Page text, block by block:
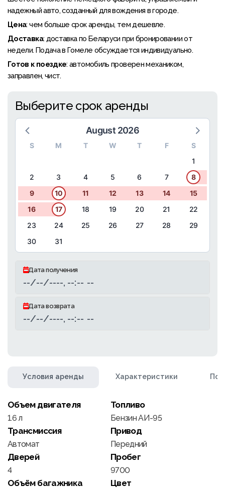
надежный авто, созданный для вождения в городе.
Цена: чем больше срок аренды, тем дешевле.
Доставка: доставка по Беларуси при бронировании от
недели. Подача в Гомеле обсуждается индивидуально.
Готов к поездке: автомобиль проверен механиком,
заправлен, чист.
Выберите срок аренды
August 2026
S M T W T F
S
1
2
3 4 5 6 7
8
9
10 11 12 13 14
15
16
17 18 19 20 21
22
23
24 25 26 27 28
29
30
31
Дата получения
Дата возврата
Условия аренды Характеристики
Объем двигателя
1.6 л
Топливо
Бензин АИ-95
Трансмиссия
Автомат
Привод
Передний
Дверей
4
Пробег
9700
Объём багажника Цвет